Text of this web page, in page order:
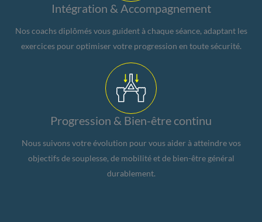
Intégration & Accompagnement
Nos coachs diplômés vous guident à chaque séance, adaptant les
exercices pour optimiser votre progression en toute sécurité.
Progression & Bien-être continu
Nous suivons votre évolution pour vous aider à atteindre vos
objectifs de souplesse, de mobilité et de bien-être général
durablement.